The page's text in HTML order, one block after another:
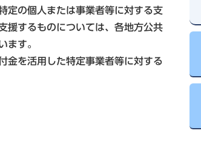
定の個人または事業者等に対する支
援するものについては、各地方公共
ます。
金を活用した特定事業者等に対する